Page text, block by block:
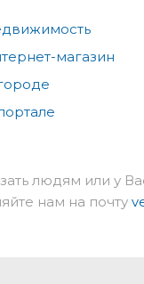
магазин
людям или у
нам на почту